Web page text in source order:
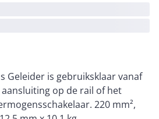
Geleider is gebruiksklaar vanaf
op de rail of het
220 mm²,